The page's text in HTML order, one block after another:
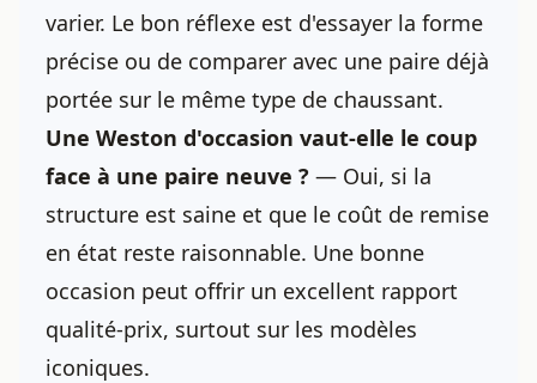
varier. Le bon réflexe est d'essayer la forme
précise ou de comparer avec une paire déjà
portée sur le même type de chaussant.
Une Weston d'occasion vaut-elle le coup
face à une paire neuve ? — Oui, si la
structure est saine et que le coût de remise
en état reste raisonnable. Une bonne
occasion peut offrir un excellent rapport
qualité-prix, surtout sur les modèles
iconiques.